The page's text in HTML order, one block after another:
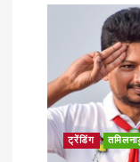
ट्रेंडिंग